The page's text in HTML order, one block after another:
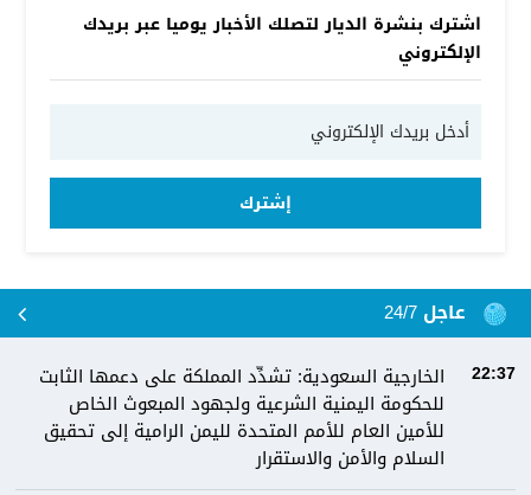
اشترك بنشرة الديار لتصلك الأخبار يوميا عبر بريدك
الإلكتروني
إشترك
عاجل 24/7
22:37
الخارجية السعودية: تشدِّد المملكة على دعمها الثابت
للحكومة اليمنية الشرعية ولجهود المبعوث الخاص
للأمين العام للأمم المتحدة لليمن الرامية إلى تحقيق
السلام والأمن والاستقرار